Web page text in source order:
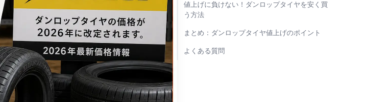
値上げに負けない！ダンロップタイヤを安く買
う方法
まとめ：ダンロップタイヤ値上げのポイント
よくある質問